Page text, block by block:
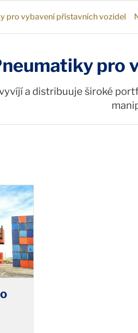
pro vybavení přístavních vozidel
pro
a distribuuje široké